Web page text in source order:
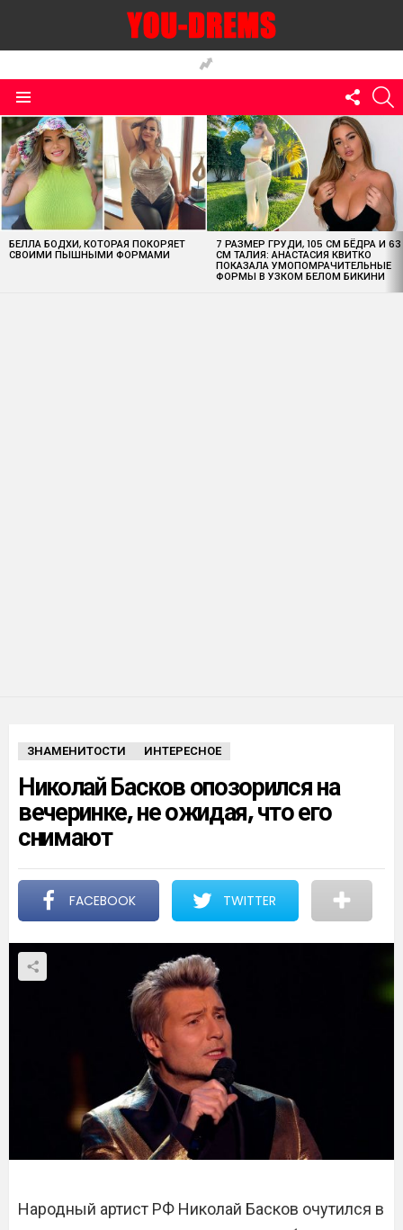
US
MOST
VIEWED
STORIES
БЕЛЛА БОДХИ, КОТОРАЯ ПОКОРЯЕТ
СВОИМИ ПЫШНЫМИ ФОРМАМИ
7 РАЗМЕР ГРУДИ, 105 СМ БЁДРА И 63
СМ ТАЛИЯ: АНАСТАСИЯ КВИТКО
ПОКАЗАЛА УМОПОМРАЧИТЕЛЬНЫЕ
ФОРМЫ В УЗКОМ БЕЛОМ БИКИНИ
ЗНАМЕНИТОСТИ ИНТЕРЕСНОЕ
Николай Басков опозорился на
вечеринке, не ожидая, что его
снимают
FACEBOOK TWITTER
Народный артист РФ Николай Басков очутился в